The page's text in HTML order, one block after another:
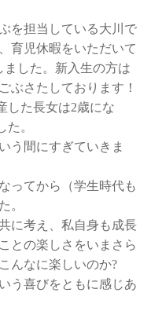
を担当している大川で
育児休暇をいただいて
した。新入生の方は
ぶさたしております！
した長女は2歳にな
。
う間にすぎていきま
ってから（学生時代も
。
に考え、私自身も成長
との楽しさをいまさら
んなに楽しいのか?
う喜びをともに感じあ